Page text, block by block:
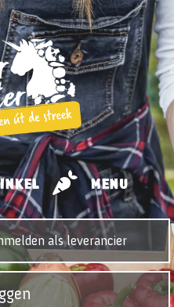
MENU
als leverancier